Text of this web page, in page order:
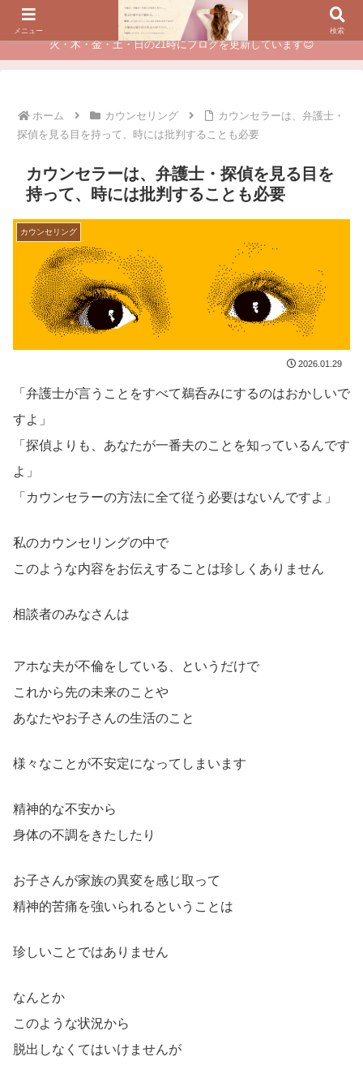
夫に不倫されたつらい経験が、あなたのチャンスに変わるカウンセリング
火・木・金・土・日の21時にブログを更新しています😊
ホーム カウンセリング
カウンセラーは、弁護士・
探偵を見る目を持って、時には批判することも必要
カウンセラーは、弁護士・探偵を見る目を
持って、時には批判することも必要
カウンセリング
2026.01.29
「弁護士が言うことをすべて鵜呑みにするのはおかしいで
すよ」
「探偵よりも、あなたが一番夫のことを知っているんです
よ」
「カウンセラーの方法に全て従う必要はないんですよ」
私のカウンセリングの中で
このような内容をお伝えすることは珍しくありません
相談者のみなさんは
アホな夫が不倫をしている、というだけで
これから先の未来のことや
あなたやお子さんの生活のこと
様々なことが不安定になってしまいます
精神的な不安から
身体の不調をきたしたり
お子さんが家族の異変を感じ取って
精神的苦痛を強いられるということは
珍しいことではありません
なんとか
このような状況から
脱出しなくてはいけませんが
メニュー 検索